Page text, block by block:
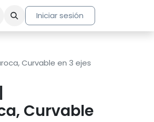
Iniciar sesión
Curvable en 3 ejes
Curvable